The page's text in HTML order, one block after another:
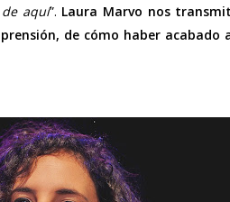
aquí”. Laura Marvo nos
de cómo haber acabado